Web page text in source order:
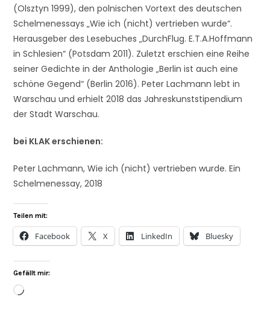
(Olsztyn 1999), den polnischen Vortext des deutschen
Schelmenessays „Wie ich (nicht) vertrieben wurde“.
Herausgeber des Lesebuches „DurchFlug. E.T.A.Hoffmann
in Schlesien“ (Potsdam 2011). Zuletzt erschien eine Reihe
seiner Gedichte in der Anthologie „Berlin ist auch eine
schöne Gegend“ (Berlin 2016). Peter Lachmann lebt in
Warschau und erhielt 2018 das Jahreskunststipendium
der Stadt Warschau.
bei KLAK erschienen:
Peter Lachmann, Wie ich (nicht) vertrieben wurde. Ein
Schelmenessay, 2018
Teilen mit:
Facebook X LinkedIn Bluesky
Gefällt mir: